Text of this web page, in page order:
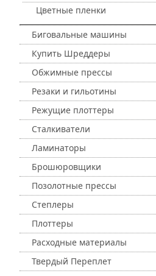
Цветные пленки
Биговальные машины
Купить Шреддеры
Обжимные прессы
Резаки и гильотины
Режущие плоттеры
Сталкиватели
Ламинаторы
Брошюровщики
Позолотные прессы
Степлеры
Плоттеры
Расходные материалы
Твердый Переплет